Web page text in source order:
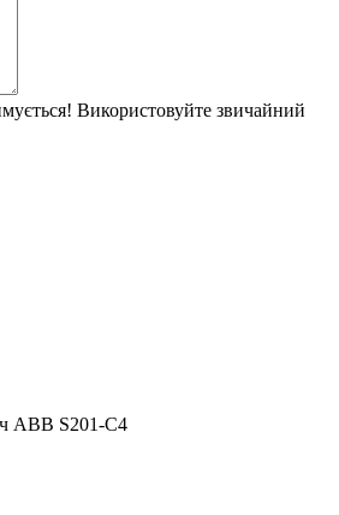
Використовуйте звичайний
ABB S201-С4